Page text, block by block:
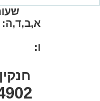
א,ב,ד,ה: 10:00-14:00
ו: 10:00-13:00
חנקין 84,חולון